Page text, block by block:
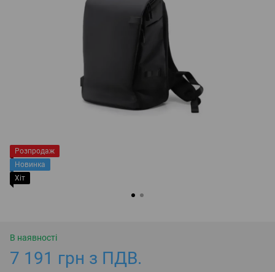
Розпродаж
Новинка
Хіт
В наявності
7 191 грн з ПДВ.